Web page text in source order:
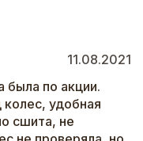
11.08.2021
была по акции.
удобная
сшита, не